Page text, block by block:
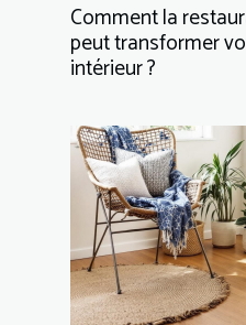
Comment la
peut transformer
intérieur ?